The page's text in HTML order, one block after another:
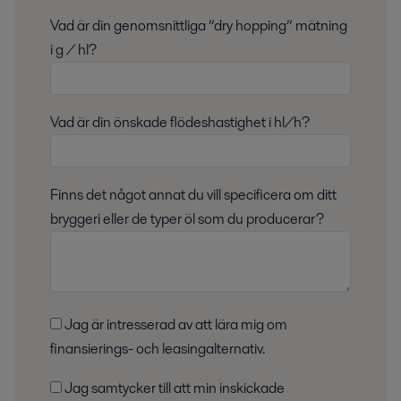
Vad är din genomsnittliga ”dry hopping” mätning
i g / hl?
Vad är din önskade flödeshastighet i hl/h?
Finns det något annat du vill specificera om ditt
bryggeri eller de typer öl som du producerar?
finansierings- och leasingalternativ.